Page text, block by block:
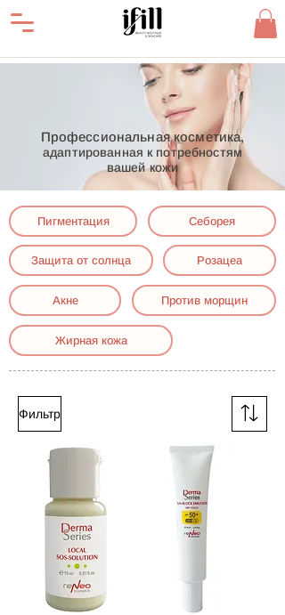
Профессиональная косметика,
адаптированная к потребностям
вашей кожи
Пигментация Себорея
Защита от солнца Розацеа
Акне Против морщин
Жирная кожа
Фильтр